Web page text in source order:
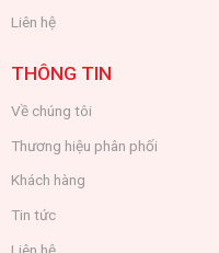
Liên hệ
THÔNG TIN
Về chúng tôi
Thương hiệu phân phối
Khách hàng
Tin tức
Liên hệ